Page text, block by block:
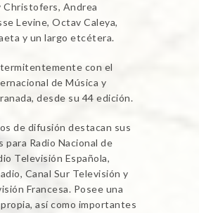
Christofers, Andrea
Levine, Octav Caleya,
y un largo etcétera.
con el
de Música y
desde su 44 edición.
de difusión destacan sus
para Radio Nacional de
Televisión Española,
Canal Sur Televisión y
Francesa. Posee una
así como importantes